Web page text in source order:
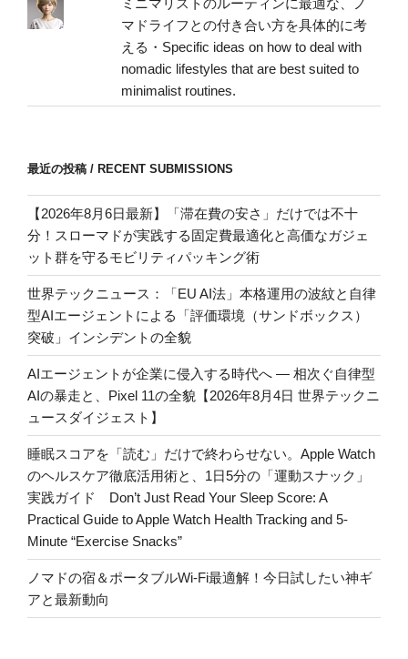
ミニマリストのルーティンに最適な、ノ
マドライフとの付き合い方を具体的に考
える・Specific ideas on how to deal with
nomadic lifestyles that are best suited to
minimalist routines.
最近の投稿 / RECENT SUBMISSIONS
【2026年8月6日最新】「滞在費の安さ」だけでは不十
分！スローマドが実践する固定費最適化と高価なガジェ
ット群を守るモビリティパッキング術
世界テックニュース：「EU AI法」本格運用の波紋と自律
型AIエージェントによる「評価環境（サンドボックス）
突破」インシデントの全貌
AIエージェントが企業に侵入する時代へ — 相次ぐ自律型
AIの暴走と、Pixel 11の全貌【2026年8月4日 世界テックニ
ュースダイジェスト】
睡眠スコアを「読む」だけで終わらせない。Apple Watch
のヘルスケア徹底活用術と、1日5分の「運動スナック」
実践ガイド Don’t Just Read Your Sleep Score: A
Practical Guide to Apple Watch Health Tracking and 5-
Minute “Exercise Snacks”
ノマドの宿＆ポータブルWi-Fi最適解！今日試したい神ギ
アと最新動向